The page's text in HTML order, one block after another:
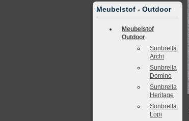
Meubelstof - Outdoor
Meubelstof
Outdoor
Sunbrella
Archi
Sunbrella
Domino
Sunbrella
Heritage
Sunbrella
Lopi